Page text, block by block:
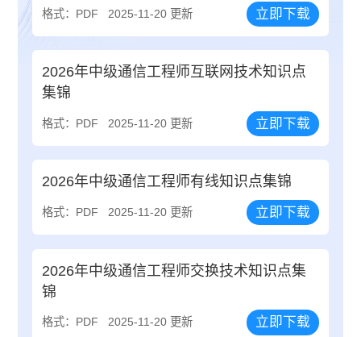
格式：PDF 2025-11-20 更新 立即下载
2026年中级通信工程师互联网技术知识点
集锦
格式：PDF 2025-11-20 更新 立即下载
2026年中级通信工程师有线知识点集锦
格式：PDF 2025-11-20 更新 立即下载
2026年中级通信工程师交换技术知识点集
锦
格式：PDF 2025-11-20 更新 立即下载